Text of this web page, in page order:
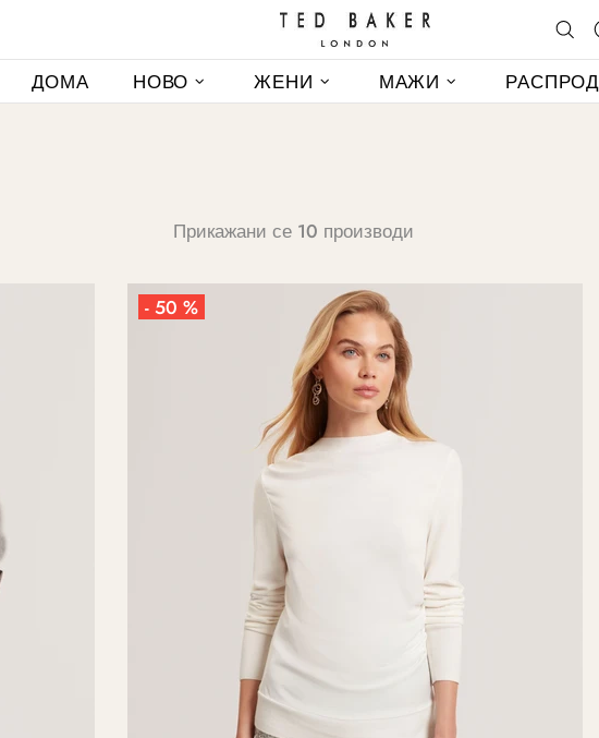
ДОМА НОВО ЖЕНИ МАЖИ
Прикажани се 10 производи
- 50 %